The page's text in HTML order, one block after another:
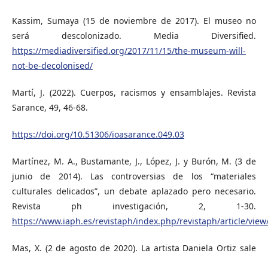
Kassim, Sumaya (15 de noviembre de 2017). El museo no
será descolonizado. Media Diversified.
https://mediadiversified.org/2017/11/15/the-museum-will-
not-be-decolonised/
Martí, J. (2022). Cuerpos, racismos y ensamblajes. Revista
Sarance, 49, 46-68.
https://doi.org/10.51306/ioasarance.049.03
Martínez, M. A., Bustamante, J., López, J. y Burón, M. (3 de
junio de 2014). Las controversias de los “materiales
culturales delicados”, un debate aplazado pero necesario.
Revista ph investigación, 2, 1-30.
https://www.iaph.es/revistaph/index.php/revistaph/article/
Mas, X. (2 de agosto de 2020). La artista Daniela Ortiz sale